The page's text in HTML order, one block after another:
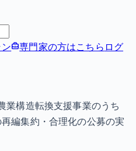
専門家の方はこちら ログ
業構造転換支援事業のうち
編集約・合理化の公募の実